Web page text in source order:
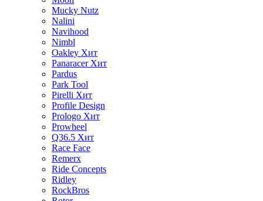
Mucky Nutz
Nalini
Navihood
Nimbl
Oakley Хит
Panaracer Хит
Pardus
Park Tool
Pirelli Хит
Profile Design
Prologo Хит
Prowheel
Q36.5 Хит
Race Face
Remerx
Ride Concepts
Ridley
RockBros